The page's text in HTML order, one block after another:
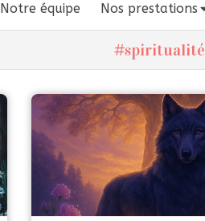
Notre équipe Nos prestations
#spiritualité